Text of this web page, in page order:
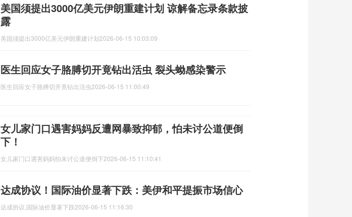
美国须提出3000亿美元伊朗重建计划 谅解备忘录条款披
露
美国须提出3000亿美元伊朗重建计划2026-06-15 10:03:09
医生回应女子胳膊切开竟钻出活虫 裂头蚴感染警示
医生回应女子胳膊切开竟钻出活虫2026-06-15 11:00:49
女儿家门口遇害妈妈反遭网暴致抑郁，怕未讨公道便倒
下！
女儿家门口遇害妈妈怕未讨公道便倒下2026-06-15 11:10:41
达成协议！国际油价显著下跌：美伊和平提振市场信心
达成协议,国际油价显著下跌2026-06-15 11:16:30